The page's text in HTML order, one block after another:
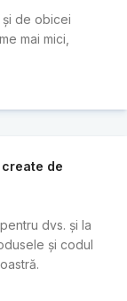
și de obicei
mai mici,
de
dvs. și la
și codul